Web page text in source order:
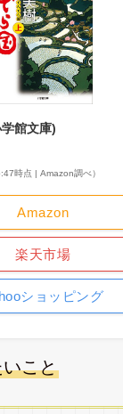
館文庫)
時点 | Amazon調べ）
Amazon
楽天市場
ショッピング
こと